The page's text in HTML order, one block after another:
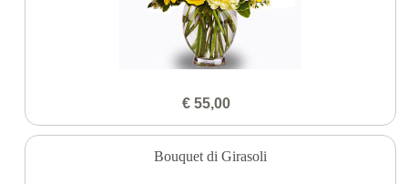
€ 55,00
Bouquet di Girasoli